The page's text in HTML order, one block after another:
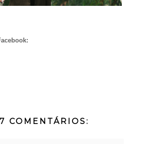
COMENTÁRIOS: